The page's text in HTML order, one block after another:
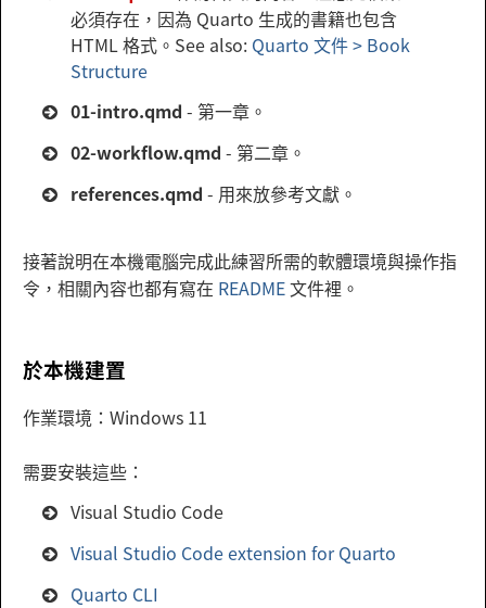
必須存在，因為 Quarto 生成的書籍也包含
HTML 格式。See also: Quarto 文件 > Book
Structure
01-intro.qmd - 第一章。
02-workflow.qmd - 第二章。
references.qmd - 用來放參考文獻。
接著說明在本機電腦完成此練習所需的軟體環境與操作指
令，相關內容也都有寫在 README文件裡。
於本機建置
作業環境：Windows 11
需要安裝這些：
Visual Studio Code
Visual Studio Code extension for Quarto
Quarto CLI